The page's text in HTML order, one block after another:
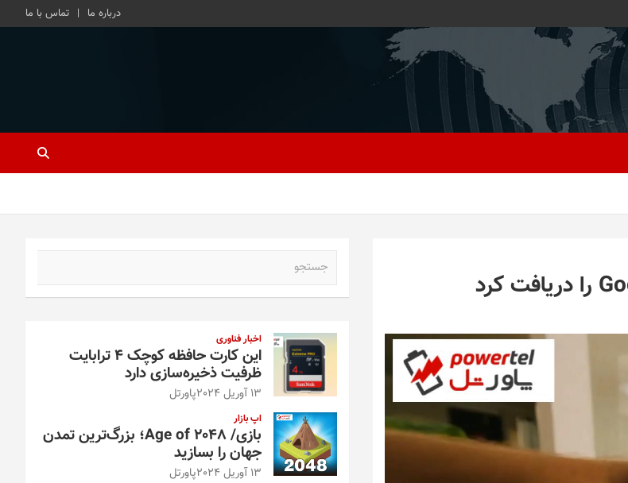
درباره ما تماس با ما
اخبار فناوری
این کارت حافظه کوچک ۴ ترابایت
ظرفیت ذخیره‌سازی دارد
13 آوریل 2024 پاورتل
اپ بازار
بازی/ Age of 2048؛ بزرگ‌ترین تمدن
جهان را بسازید
13 آوریل 2024 پاورتل